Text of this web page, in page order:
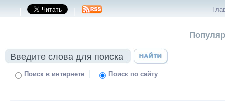
| |
Поиск в интернете | Поиск по сайту